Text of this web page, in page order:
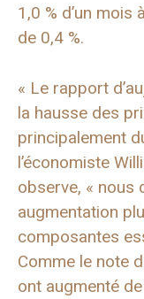
1,0 % d’un mois
de 0,4 %.
« Le rapport
la hausse des
principalement
l’économiste
observe, « nous
augmentation
composantes
Comme le note
ont augmenté